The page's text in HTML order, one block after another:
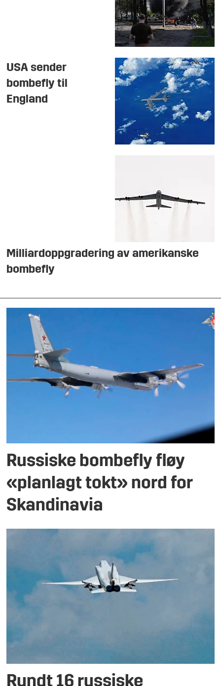
USA sender
bombefly til
England
Milliardoppgradering av amerikanske
bombefly
Russiske bombefly fløy
«planlagt tokt» nord for
Skandinavia
Rundt 16 russiske